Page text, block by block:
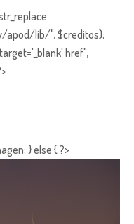
apod/lib/", $creditos);
href",
} else { ?>